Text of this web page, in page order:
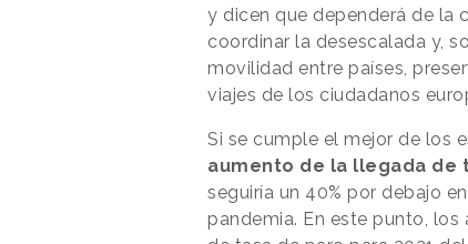
y dicen que dependerá de la
coordinar la desescalada y,
movilidad entre países,
viajes de los ciudadanos
Si se cumple el mejor de los
aumento de la llegada de
seguiría un 40% por debajo
pandemia. En este punto,